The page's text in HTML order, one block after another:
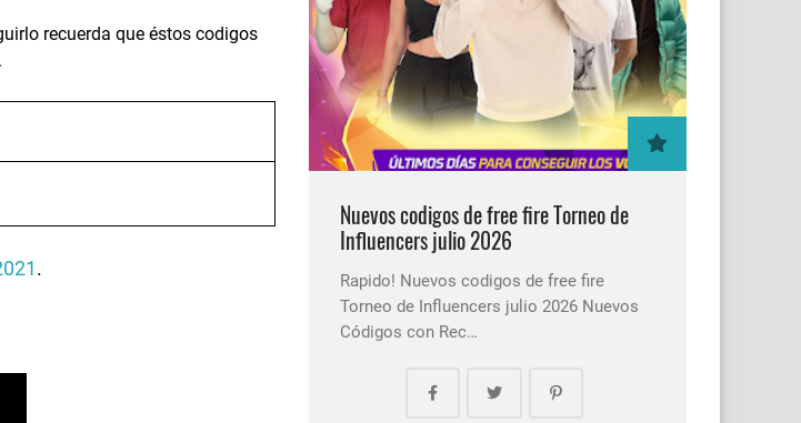
recuerda que éstos codigos
.
Nuevos codigos de free fire Torneo de
Influencers julio 2026
Rapido! Nuevos codigos de free fire
Torneo de Influencers julio 2026 Nuevos
Códigos con Rec…